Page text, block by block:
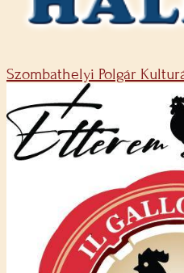
Szombathelyi Polgár